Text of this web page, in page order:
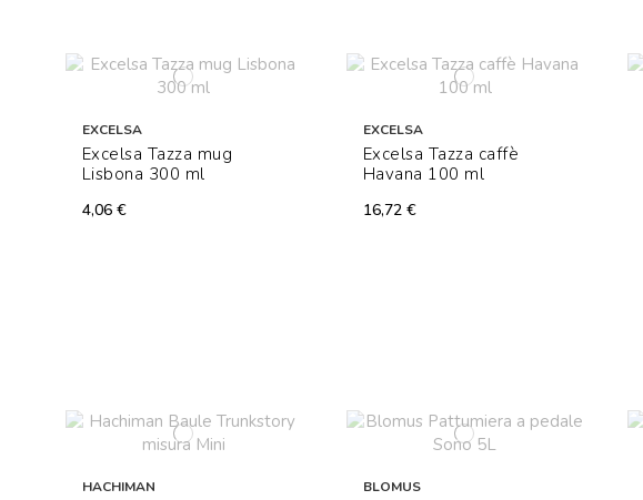
EXCELSA
Excelsa Tazza mug
Lisbona 300 ml
4,06 €
EXCELSA
Excelsa Tazza caffè
Havana 100 ml
16,72 €
HACHIMAN BLOMUS